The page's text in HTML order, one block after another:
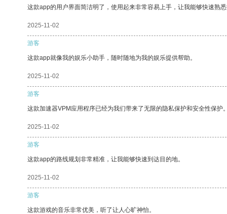
这款app的用户界面简洁明了，使用起来非常容易上手，让我能够快速熟
2025-11-02
游客
这款app就像我的娱乐小助手，随时随地为我的娱乐提供帮助。
2025-11-02
游客
这款加速器VPM应用程序已经为我们带来了无限的隐私保护和安全性保护
2025-11-02
游客
这款app的路线规划非常精准，让我能够快速到达目的地。
2025-11-02
游客
这款游戏的音乐非常优美，听了让人心旷神怡。